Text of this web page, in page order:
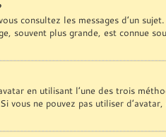
consultez les messages d’un
plus grande, est connue
en utilisant l’une des trois
ne pouvez pas utiliser